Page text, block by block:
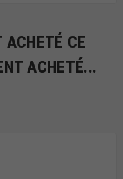
ACHETÉ CE
ACHETÉ...